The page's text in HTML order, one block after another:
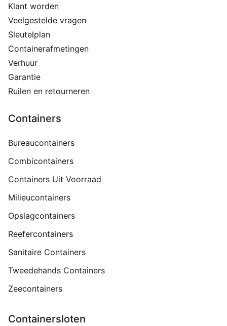
Klant worden
Veelgestelde vragen
Sleutelplan
Containerafmetingen
Verhuur
Garantie
Ruilen en retourneren
Containers
Bureaucontainers
Combicontainers
Containers Uit Voorraad
Milieucontainers
Opslagcontainers
Reefercontainers
Sanitaire Containers
Tweedehands Containers
Zeecontainers
Containersloten